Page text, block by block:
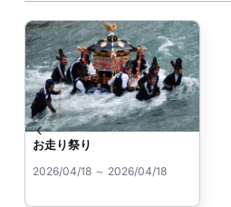
お走り祭り
2026/04/18 ～ 2026/04/18